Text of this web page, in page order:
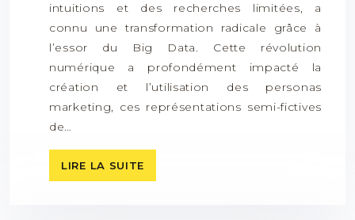
intuitions et des recherches limitées, a
connu une transformation radicale grâce à
l’essor du Big Data. Cette révolution
numérique a profondément impacté la
création et l’utilisation des personas
marketing, ces représentations semi-fictives
de…
LIRE LA SUITE